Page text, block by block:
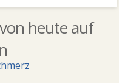
heute auf